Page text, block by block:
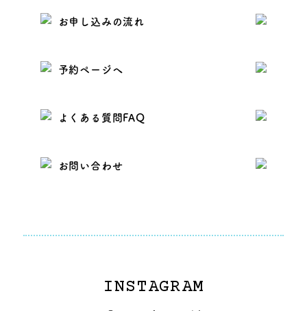
お申し込みの流れ
予約ページへ
よくある質問FAQ
お問い合わせ
INSTAGRAM